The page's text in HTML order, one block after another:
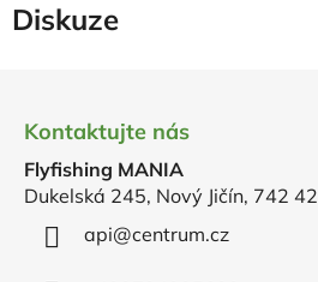
Diskuze
Kontaktujte nás
Flyfishing MANIA
Dukelská 245, Nový Jičín, 742 42
api@centrum.cz